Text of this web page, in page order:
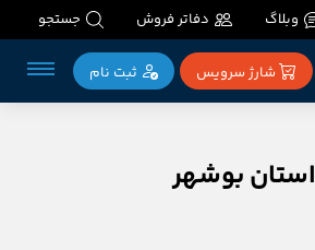
وبلاگ دفاتر فروش جستجو
شارژ سرویس ثبت‌ نام
استان بوشهر